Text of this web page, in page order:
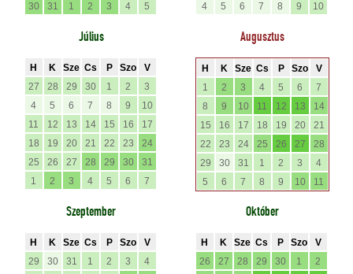
30
31 1 2 3 4 5
4
5 6 7 8 9 10
Július
H K Sze Cs P Szo
V
27
28 29 30 1 2
3
4
5 6 7 8 9
10
11
12 13 14 15 16
17
18
19 20 21 22 23
24
25
26 27 28 29 30
31
1
2 3 4 5 6 7
Augusztus
H K Sze Cs P Szo
V
1
2 3 4 5 6
7
8
9 10 11 12 13
14
15
16 17 18 19 20
21
22
23 24 25 26 27
28
29
30 31 1 2 3
4
5
6 7 8 9 10 11
Szeptember
H K Sze Cs P Szo
V
29
30 31 1 2 3
4
Október
H K Sze Cs P Szo
V
26
27 28 29 30 1
2